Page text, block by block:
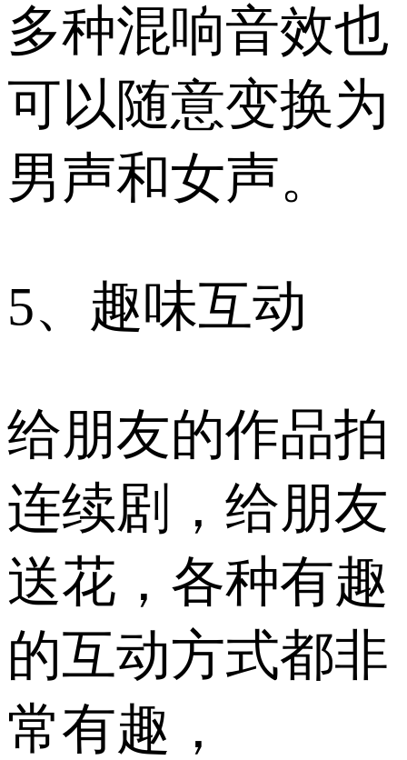
多种混响音效也
可以随意变换为
男声和女声。
5、趣味互动
给朋友的作品拍
连续剧，给朋友
送花，各种有趣
的互动方式都非
常有趣，